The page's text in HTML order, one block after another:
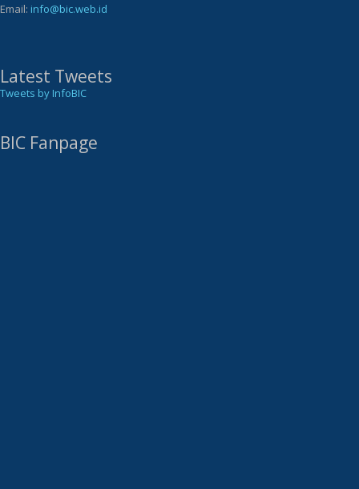
Email: info@bic.web.id
Latest Tweets
Tweets by InfoBIC
BIC Fanpage